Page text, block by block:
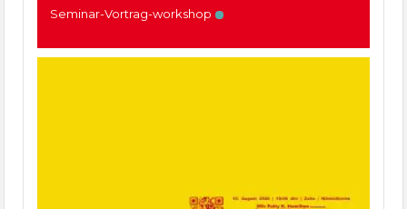
Seminar-Vortrag-workshop